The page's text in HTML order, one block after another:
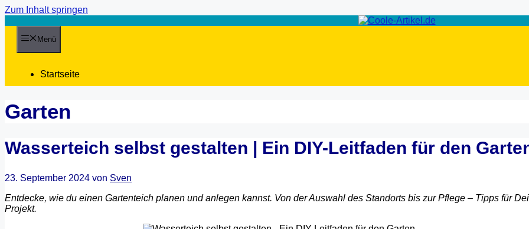
Zum Inhalt springen
Menü
Startseite
Garten
Wasserteich selbst gestalten | Ein DIY-Leitfaden für den
23. September 2024 von Sven
Entdecke, wie du einen Gartenteich planen und anlegen kannst. Von der Auswahl des Standorts bis zur Pflege – Tipps für
Projekt.